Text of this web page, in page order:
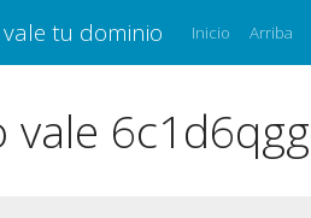
tu dominio Inicio Arriba
vale